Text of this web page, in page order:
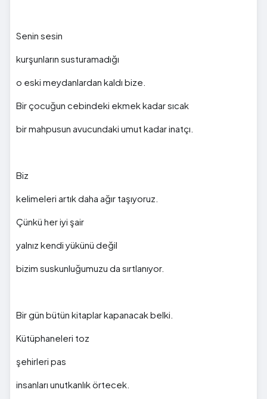
Senin sesin
kurşunların susturamadığı
o eski meydanlardan kaldı bize.
Bir çocuğun cebindeki ekmek kadar sıcak
bir mahpusun avucundaki umut kadar inatçı.
Biz
kelimeleri artık daha ağır taşıyoruz.
Çünkü her iyi şair
yalnız kendi yükünü değil
bizim suskunluğumuzu da sırtlanıyor.
Bir gün bütün kitaplar kapanacak belki.
Kütüphaneleri toz
şehirleri pas
insanları unutkanlık örtecek.